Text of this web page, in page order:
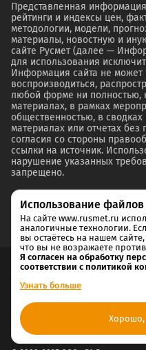
Представленная
рейтинги и индексы цен,
методологии, модели,
материалы, новостную и
сайте Русмет (далее —
для использования
Информация сайта не может
воспроизводиться,
любой форме ни полностью,
материалах, в рамках
общественностью, в
материалах или отчетах без
согласия со стороны
ссылки на источник.
нарушение указанных
запрещено.
Согласие на обработку и
Политика конфиденциальности
Использование
На сайте www.rusmet.ru
аналогичные технологии.
вы остаётесь на нашем
что вы не возражаете
Я согласен на обработку
соответствии с политикой
Узнать больше
Хорошо,